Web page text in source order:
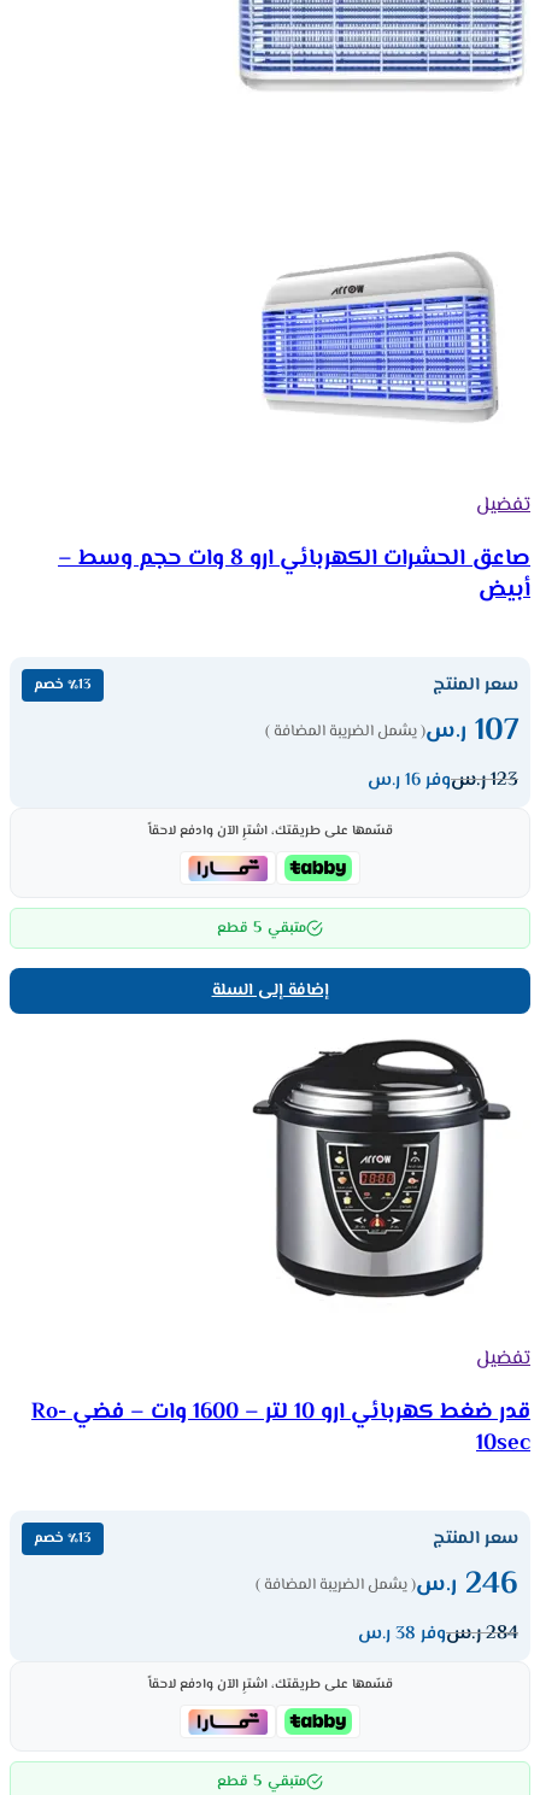
تفضيل
صاعق الحشرات الكهربائي ارو 8 وات حجم وسط –
أبيض
سعر المنتج ٪13 خصم
107 ر.س( يشمل الضريبة المضافة )
123ر.سوفر 16 ر.س
قسّمها على طريقتك، اشترِ الآن وادفع لاحقاً
متبقي 5 قطع
إضافة إلى السلة
تفضيل
قدر ضغط كهربائي ارو 10 لتر – 1600 وات – فضي Ro-
10sec
سعر المنتج ٪13 خصم
246 ر.س( يشمل الضريبة المضافة )
284ر.سوفر 38 ر.س
قسّمها على طريقتك، اشترِ الآن وادفع لاحقاً
متبقي 5 قطع